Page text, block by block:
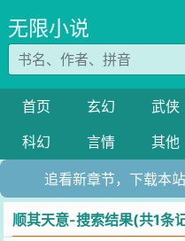
无限小说
首页 玄幻 武侠
科幻
言情 其他
追看新章节，下载本
顺其天意-搜索结果(共1条